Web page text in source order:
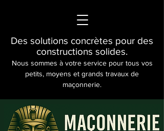
Des solutions concrètes pour des
constructions solides.
Nous sommes à votre service pour tous vos
petits, moyens et grands travaux de
maçonnerie.